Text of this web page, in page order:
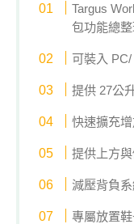
Targus
包功能總整
可裝入
提供 27公
快速擴充
提供上方
減壓背負
專屬放置